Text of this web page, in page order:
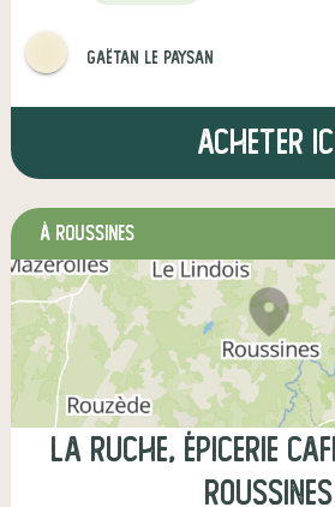
Gaëtan le paysan
Acheter
à Roussines
La Ruche, épicerie
Roussines